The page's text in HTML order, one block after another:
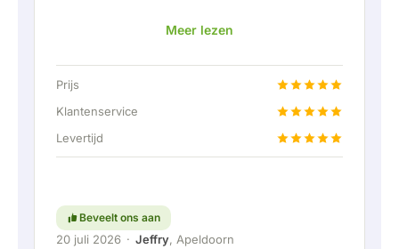
werd ik goed op de hoogte gehouden van
afspraak van levering werd er zelfs een gratis
een vaste aansluiting aangeboden om de thuis
accu doormiddel van een vaste verbinding aan
Kortom; een erg fijn bedrijf waar service en
Meer lezen
Prijs
Klantenservice
Levertijd
Beveelt ons aan
20 juli 2026 · Jeffry, Apeldoorn